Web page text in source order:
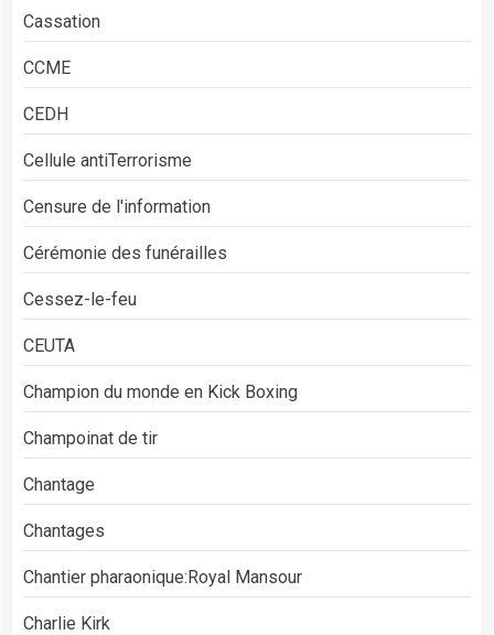
Cassation
CCME
CEDH
Cellule antiTerrorisme
Censure de l'information
Cérémonie des funérailles
Cessez-le-feu
CEUTA
Champion du monde en Kick Boxing
Champoinat de tir
Chantage
Chantages
Chantier pharaonique:Royal Mansour
Charlie Kirk